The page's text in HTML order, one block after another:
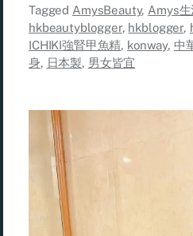
Tagged AmysBeauty, Amys生
hkbeautyblogger, hkblogger,
ICHIKI強腎甲魚精, konway, 中
身, 日本製, 男女皆宜